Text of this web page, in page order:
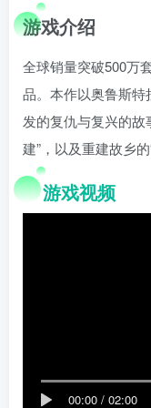
游戏介绍
全球销量突破500万
品。本作以奥鲁斯特
发的复仇与复兴的故
建”，以及重建故乡
游戏视频
00:00 / 02:00